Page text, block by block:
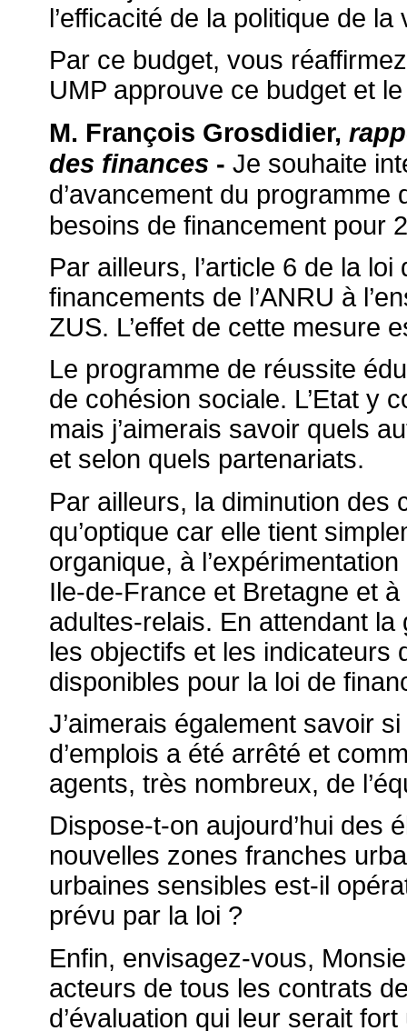
l’efficacité de la politique de la
Par ce budget, vous
UMP approuve ce budget et
M. François Grosdidier,
des finances - Je souhaite
d’avancement du
besoins de financement pour
Par ailleurs, l’article 6 de la
financements de l’ANRU à
ZUS. L’effet de cette mesure
Le programme de réussite
de cohésion sociale. L’Etat y
mais j’aimerais savoir quels
et selon quels partenariats.
Par ailleurs, la diminution des
qu’optique car elle tient
organique, à
Ile-de-France et Bretagne et
adultes-relais. En attendant la
les objectifs et les indicateurs
disponibles pour la loi de
J’aimerais également savoir
d’emplois a été arrêté et
agents, très nombreux, de
Dispose-t-on aujourd’hui des
nouvelles zones franches
urbaines sensibles est-il
prévu par la loi ?
Enfin, envisagez-vous,
acteurs de tous les contrats
d’évaluation qui leur serait